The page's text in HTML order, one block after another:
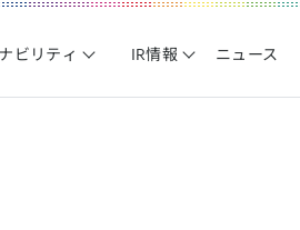
ビリティ IR情報 ニュース